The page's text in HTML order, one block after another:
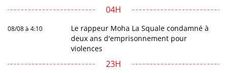
04H
08/08 à 4:10
Le rappeur Moha La Squale condamné à
deux ans d'emprisonnement pour
violences
23H